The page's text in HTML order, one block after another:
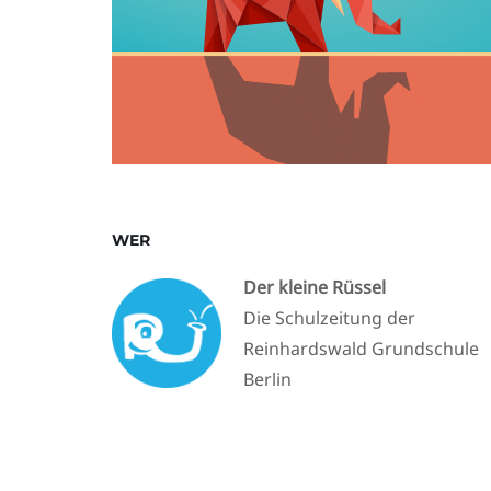
WER
Der kleine Rüssel
Die Schulzeitung der
Reinhardswald Grundschule
Berlin